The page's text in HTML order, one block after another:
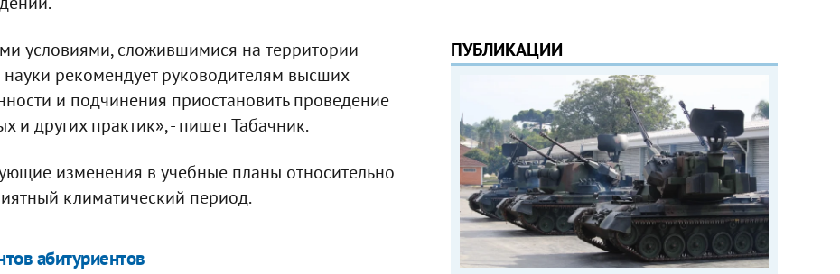
условиями, сложившимися на территории
рекомендует руководителям высших
и подчинения приостановить проведение
и других практик», - пишет Табачник.
изменения в учебные планы относительно
климатический период.
абитуриентов
ПУБЛИКАЦИИ